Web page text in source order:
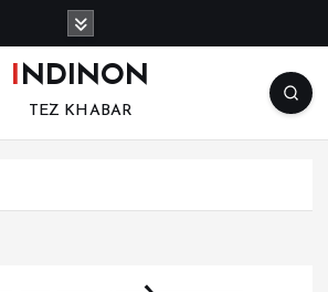
INDINON
TEZ KHABAR